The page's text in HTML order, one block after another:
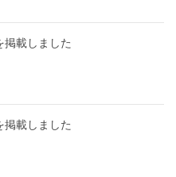
掲載しました
掲載しました